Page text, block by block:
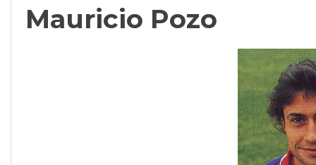
Mauricio Pozo